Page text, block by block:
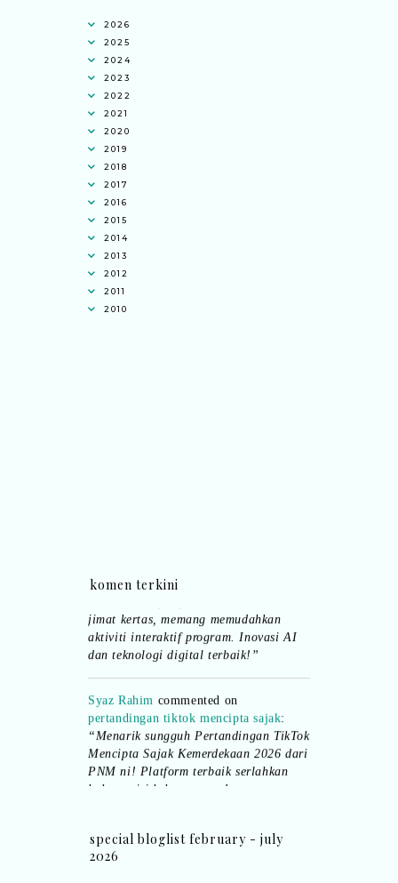
2026
2025
2024
2023
2022
2021
2020
2019
2018
2017
2016
2015
2014
2013
2012
2011
2010
komen terkini
realiti mencipta permainan
jimat kertas, memang memudahkan
aktiviti interaktif program. Inovasi AI
dan teknologi digital terbaik!”
pertandingan tiktok mencipta sajak
“Menarik sungguh Pertandingan TikTok
Mencipta Sajak Kemerdekaan 2026 dari
PNM ni! Platform terbaik serlahkan
bakat puisi kebangsaan dan
Eyma Balkishcommented on
pertandingan tiktok mencipta sajak
special bloglist february - july
2026